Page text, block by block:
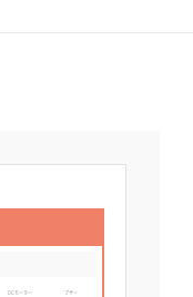
DCモーター ブザー